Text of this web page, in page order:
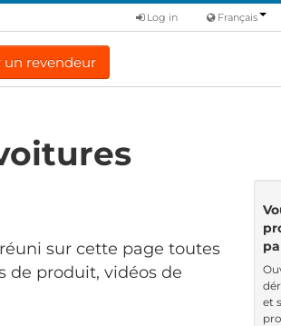
Français
Log in
un revendeur
sur cette page toutes
de produit, vidéos de
et